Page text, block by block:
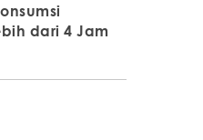
dari 4 Jam